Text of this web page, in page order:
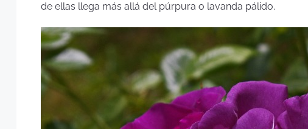
de ellas llega más allá del púrpura o lavanda pálido.